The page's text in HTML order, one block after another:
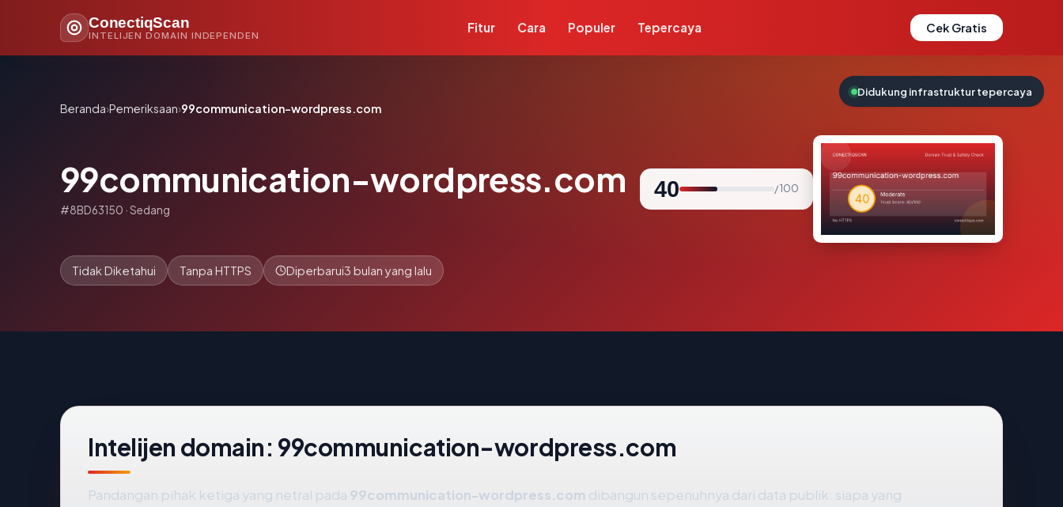
ConectiqScan
INTELIJEN DOMAIN INDEPENDEN
Fitur Cara Populer Tepercaya Cek Gratis
Beranda›Pemeriksaan›99communication-wordpress.com
99communication-wordpress.com
#8BD63150 · Sedang
40 / 100
Tidak Diketahui Tanpa HTTPS Diperbarui3 bulan yang lalu
Intelijen domain: 99communication-wordpress.com
Pandangan pihak ketiga yang netral pada 99communication-wordpress.com dibangun sepenuhnya dari data publik: siapa yang
Didukung infrastruktur tepercaya